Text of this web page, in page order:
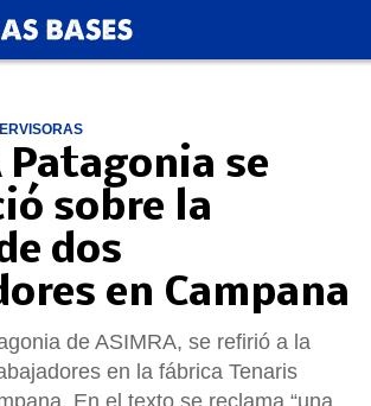
Patagonia se
sobre la
dos
en Campana
de ASIMRA, se refirió a la
en la fábrica Tenaris
En el texto se reclama “una